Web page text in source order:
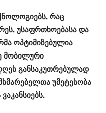
რაც
უსაფრთხოებასა და
ოპტიმიზებულია
მობილური
განსაკუთრებულად
უმეტესობა